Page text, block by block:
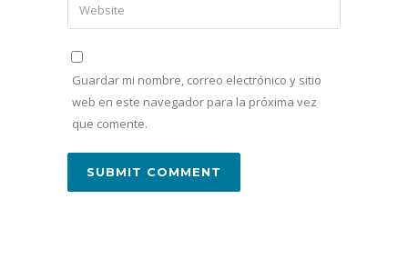
Guardar mi nombre, correo electrónico y sitio
web en este navegador para la próxima vez
que comente.